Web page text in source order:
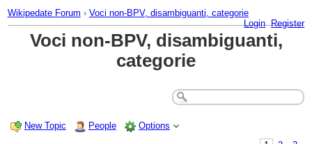
Wikipedate Forum › Voci non-BPV, disambiguanti, categorie
Login Register
Voci non-BPV, disambiguanti,
categorie
New Topic People
Options